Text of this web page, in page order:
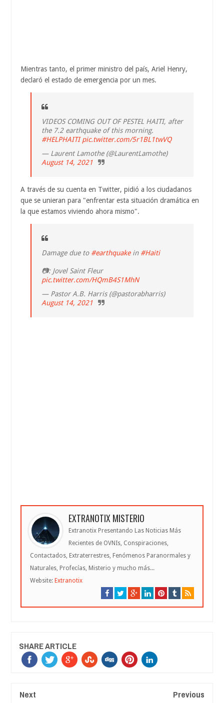
Mientras tanto, el primer ministro del país, Ariel Henry,
declaró el estado de emergencia por un mes.
VIDEOS COMING OUT OF PESTEL HAITI, after
the 7.2 earthquake of this morning.
#HELPHAITI pic.twitter.com/5r1BL1twVQ
— Laurent Lamothe (@LaurentLamothe)
August 14, 2021
A través de su cuenta en Twitter, pidió a los ciudadanos
que se unieran para "enfrentar esta situación dramática en
la que estamos viviendo ahora mismo".
Damage due to #earthquakein #Haiti
📷: Jovel Saint Fleur
pic.twitter.com/HQmB4S1MhN
— Pastor A.B. Harris (@pastorabharris)
August 14, 2021
EXTRANOTIX MISTERIO
Extranotix Presentando Las Noticias Más
Recientes de OVNIs, Conspiraciones,
Contactados, Extraterrestres, Fenómenos Paranormales y
Naturales, Profecías, Misterio y mucho más...
Website: Extranotix
SHARE ARTICLE
Next Previous